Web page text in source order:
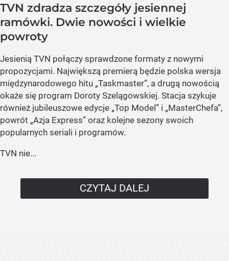
TVN zdradza szczegóły jesiennej
ramówki. Dwie nowości i wielkie
powroty
Jesienią TVN połączy sprawdzone formaty z nowymi
propozycjami. Największą premierą będzie polska wersja
międzynarodowego hitu „Taskmaster”, a drugą nowością
okaże się program Doroty Szelągowskiej. Stacja szykuje
również jubileuszowe edycje „Top Model” i „MasterChefa”,
powrót „Azja Express” oraz kolejne sezony swoich
popularnych seriali i programów.
TVN nie...
CZYTAJ DALEJ